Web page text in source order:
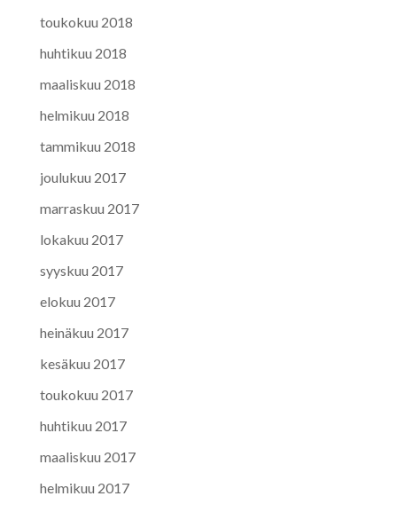
toukokuu 2018
huhtikuu 2018
maaliskuu 2018
helmikuu 2018
tammikuu 2018
joulukuu 2017
marraskuu 2017
lokakuu 2017
syyskuu 2017
elokuu 2017
heinäkuu 2017
kesäkuu 2017
toukokuu 2017
huhtikuu 2017
maaliskuu 2017
helmikuu 2017